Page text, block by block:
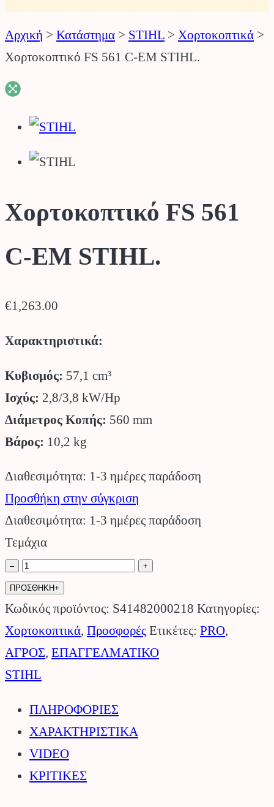
Αρχική > Κατάστημα > STIHL > Χορτοκοπτικά >
Χορτοκοπτικό FS 561 C-EM STIHL.
Χορτοκοπτικό FS 561
C-EM STIHL.
€1,263.00
Χαρακτηριστικά:
Κυβισμός: 57,1 cm³
Ισχύς: 2,8/3,8 kW/Hp
Διάμετρος Κοπής: 560 mm
Βάρος: 10,2 kg
Διαθεσιμότητα: 1-3 ημέρες παράδοση
Προσθήκη στην σύγκριση
Διαθεσιμότητα: 1-3 ημέρες παράδοση
Τεμάχια
–
Χορτοκοπτικό
FS
561
C-
EM
STIHL.
+
ΠΡΟΣΘΗΚΗ+
Κωδικός προϊόντος: S41482000218 Κατηγορίες:
Χορτοκοπτικά, Προσφορές Ετικέτες: PRO,
ΑΓΡΟΣ, ΕΠΑΓΓΕΛΜΑΤΙΚΟ
STIHL
ΠΛΗΡΟΦΟΡΙΕΣ
ΧΑΡΑΚΤΗΡΙΣΤΙΚΑ
VIDEO
ΚΡΙΤΙΚΕΣ